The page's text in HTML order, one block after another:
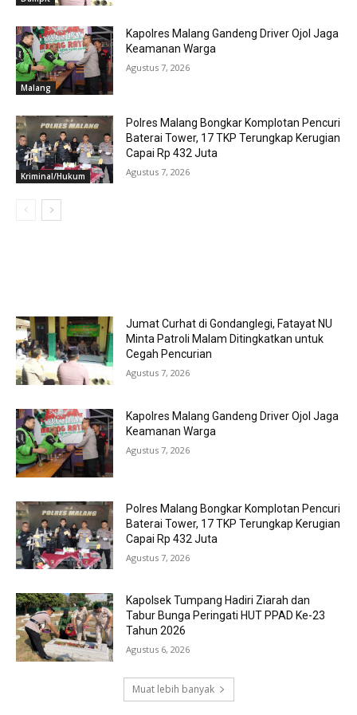
Malang
Kapolres Malang Gandeng Driver Ojol Jaga
Keamanan Warga
Agustus 7, 2026
Kriminal/Hukum
Polres Malang Bongkar Komplotan Pencuri
Baterai Tower, 17 TKP Terungkap Kerugian
Capai Rp 432 Juta
Agustus 7, 2026
Jumat Curhat di Gondanglegi, Fatayat NU
Minta Patroli Malam Ditingkatkan untuk
Cegah Pencurian
Agustus 7, 2026
Kapolres Malang Gandeng Driver Ojol Jaga
Keamanan Warga
Agustus 7, 2026
Polres Malang Bongkar Komplotan Pencuri
Baterai Tower, 17 TKP Terungkap Kerugian
Capai Rp 432 Juta
Agustus 7, 2026
Kapolsek Tumpang Hadiri Ziarah dan
Tabur Bunga Peringati HUT PPAD Ke-23
Tahun 2026
Agustus 6, 2026
Muat lebih banyak